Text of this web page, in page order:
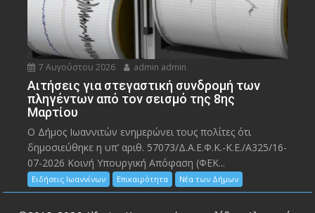
7 Αυγούστου 2026 admin admin
Αιτήσεις για στεγαστική συνδρομή των
πληγέντων από τον σεισμό της 8ης
Μαρτίου
Ο Δήμος Ιωαννιτών ενημερώνει τους πολίτες ότι
δημοσιεύθηκε η υπ’ αριθ. 57073/Δ.Α.Ε.Φ.Κ.-Κ.Ε./Α325/16-
07-2026 Κοινή Υπουργική Απόφαση (ΦΕΚ...
Ειδήσεις Ιωαννίνων Επικαιρότητα Νέα των Δήμων